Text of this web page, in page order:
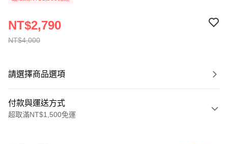
NT$4,000
NT$2,790
請選擇商品選項
付款與運送方式
超取滿NT$1,500免運